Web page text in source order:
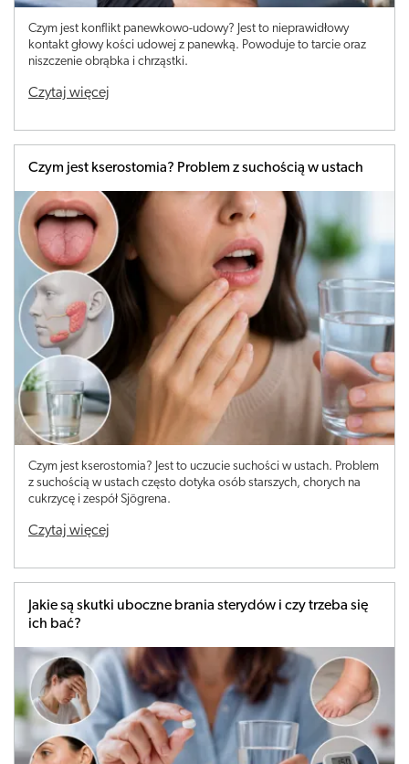
Czym jest konflikt panewkowo-udowy? Jest to nieprawidłowy
kontakt głowy kości udowej z panewką. Powoduje to tarcie oraz
niszczenie obrąbka i chrząstki.
Czytaj więcej
Czym jest kserostomia? Problem z suchością w ustach
Czym jest kserostomia? Jest to uczucie suchości w ustach. Problem
z suchością w ustach często dotyka osób starszych, chorych na
cukrzycę i zespół Sjögrena.
Czytaj więcej
Jakie są skutki uboczne brania sterydów i czy trzeba się
ich bać?